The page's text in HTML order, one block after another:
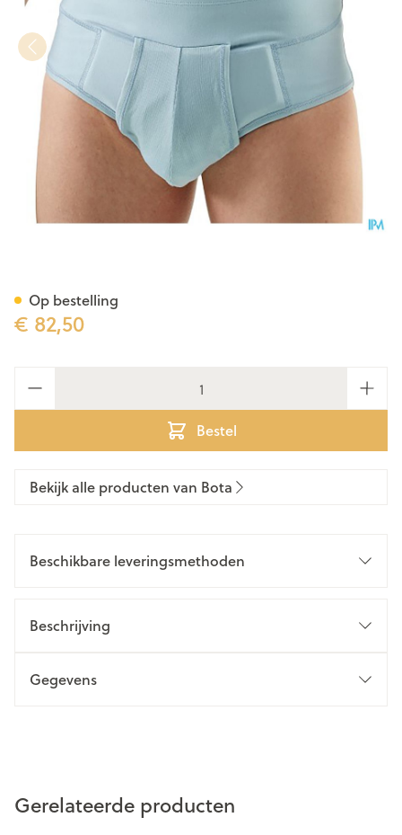
€ 82,50
Bestel
Op bestelling
Bekijk alle producten van Bota
Beschikbare leveringsmethoden
Beschrijving
Gegevens
Gerelateerde producten